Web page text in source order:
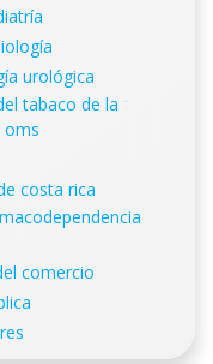
urológica
tabaco de la
oms
costa rica
comercio